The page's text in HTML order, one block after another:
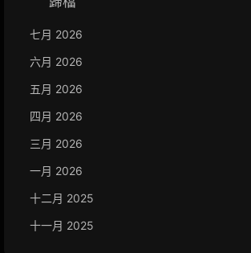
七月 2026
六月 2026
五月 2026
四月 2026
三月 2026
一月 2026
十二月 2025
十一月 2025